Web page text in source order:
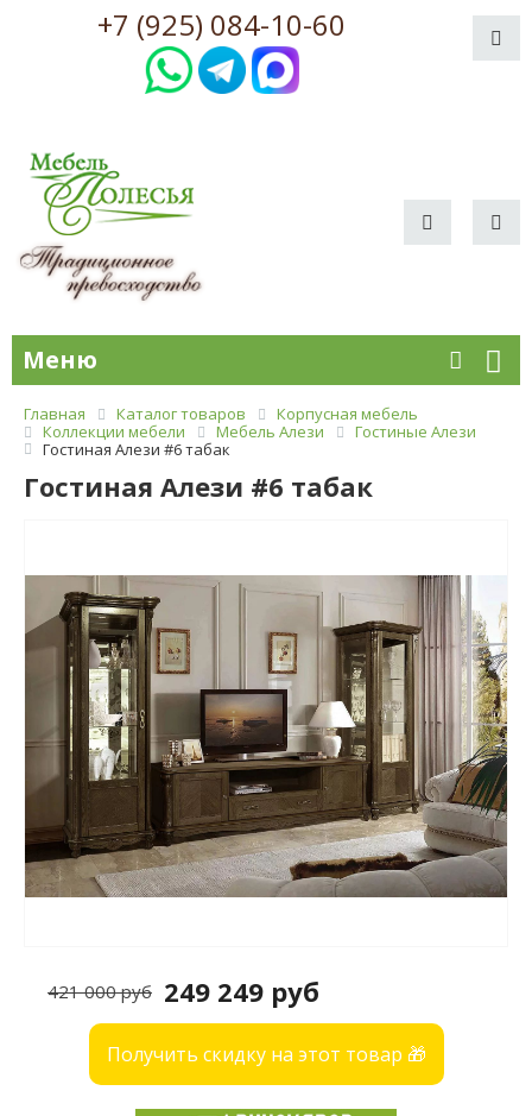
+7 (925) 084-10-60
Меню
Главная Каталог товаров
Корпусная мебель
Коллекции мебели
Мебель Алези
Гостиные Алези
Гостиная Алези #6 табак
Гостиная Алези #6 табак
249 249 руб
421 000 руб
Получить скидку на этот товар 🎁